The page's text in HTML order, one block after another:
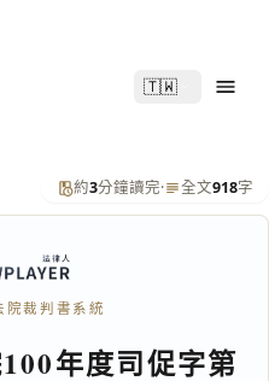
🇹🇼
約3分鐘讀完· 全文918字
院裁判書系統
年度司促字第